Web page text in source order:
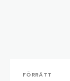
FÖRRÄTT